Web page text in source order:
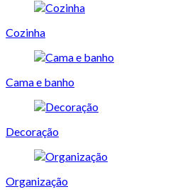
Cozinha
Cama e banho
Decoração
Organização